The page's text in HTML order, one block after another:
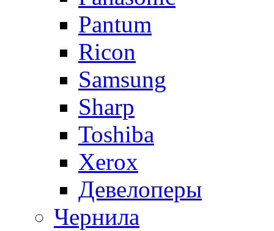
Pantum
Ricon
Samsung
Sharp
Toshiba
Xerox
Девелоперы
Чернила